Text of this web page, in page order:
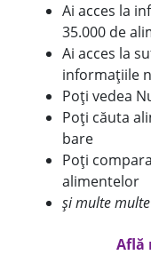
Ai acces la
35.000 de
Ai acces la
informațiile
Poți vedea
Poți căuta
bare
Poți
alimentelor
și multe
Află